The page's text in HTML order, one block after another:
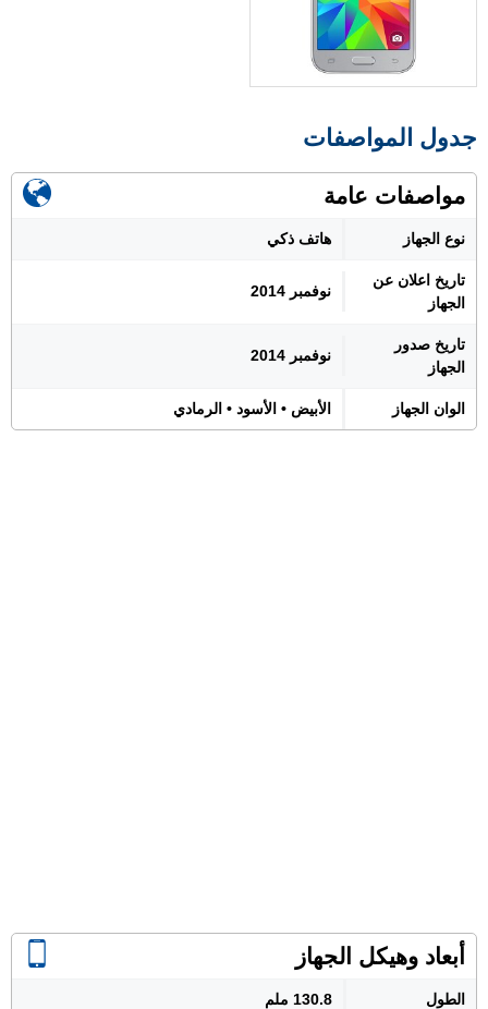
جدول المواصفات
مواصفات عامة
نوع الجهاز هاتف ذكي
تاريخ اعلان عن
الجهاز
نوفمبر 2014
تاريخ صدور
الجهاز
نوفمبر 2014
الوان الجهاز الأبيض • الأسود • الرمادي
أبعاد وهيكل الجهاز
الطول 130.8 ملم